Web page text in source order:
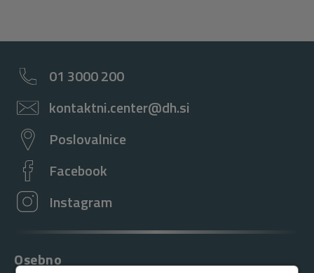
01 3000 200
kontaktni.center@dh.si
Poslovalnice
Facebook
Instagram
Osebno